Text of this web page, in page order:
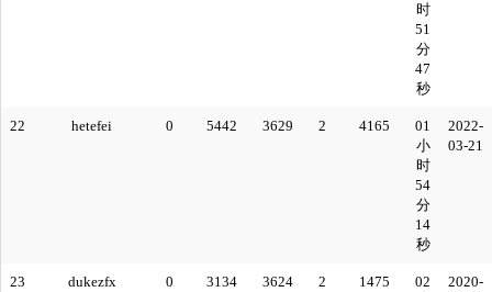
时
51
分
47
秒
22 hetefei 0 5442 3629 2 4165
01
小
时
54
分
14
秒
2022-
03-21
23 dukezfx 0 3134 3624 2 1475
02
2020-